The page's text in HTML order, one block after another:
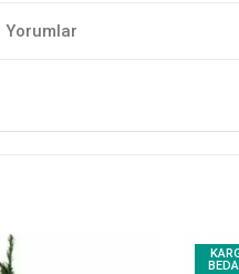
Yorumlar